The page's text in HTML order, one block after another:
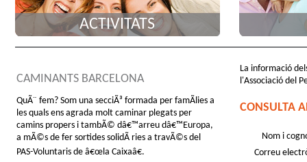
ACTIVITATS
CAMINANTS BARCELONA
QuÃ¨ fem? Som una secciÃ³ formada per famÃ­lies a
les quals ens agrada molt caminar plegats per
camins propers i tambÃ© dâ€™arreu dâ€™Europa,
a mÃ©s de fer sortides solidÃ ries a travÃ©s del
PAS-Voluntaris de â€œla Caixaâ€.
La informació
l'Associació del
CONSULTA
Nom i
Correu